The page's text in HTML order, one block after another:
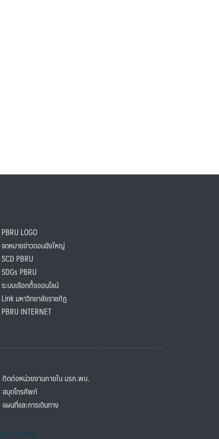
LOGO
หมายข่าวดอนขังใหญ่
PBRU
PBRU
บบเลือกตั้งออนไลน์
มหาวิทยาลัยราชภัฏ
INTERNET
ต่อหน่วยงานภายใน มรภ.พบ.
ดโทรศัพท์
นที่และการเดินทาง